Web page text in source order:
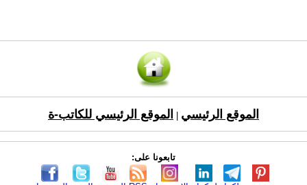
الموقع الرئيسي الموقع الرئيسي للكاتب-ة
تابعونا على: